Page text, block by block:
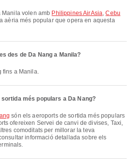
Manila volen amb Philippines AirAsia,Cebu
aèria més popular que opera en aquesta
des de Da Nang a Manila?
fins a Manila.
més populars a Da Nang?
són els aeroports de sortida més populars
ofereixen Servei de canvi de divises, Taxi,
comoditats per millorar la teva
informació detallada sobre els